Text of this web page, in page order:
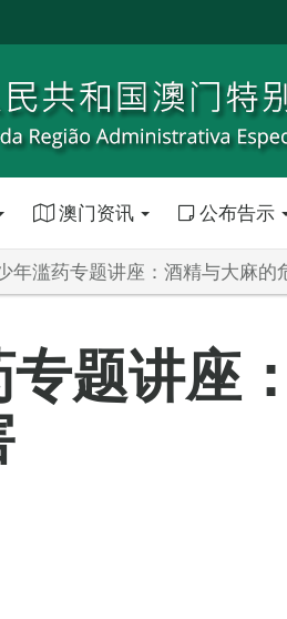
澳门资讯 公布告示
年滥药专题讲座：酒精与大麻的
题讲座